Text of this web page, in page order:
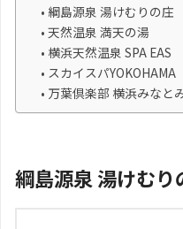
綱島源泉 湯けむりの庄
天然温泉 満天の湯
横浜天然温泉 SPA EAS
スカイスパYOKOHAMA
万葉倶楽部 横浜みなと
綱島源泉 湯けむり